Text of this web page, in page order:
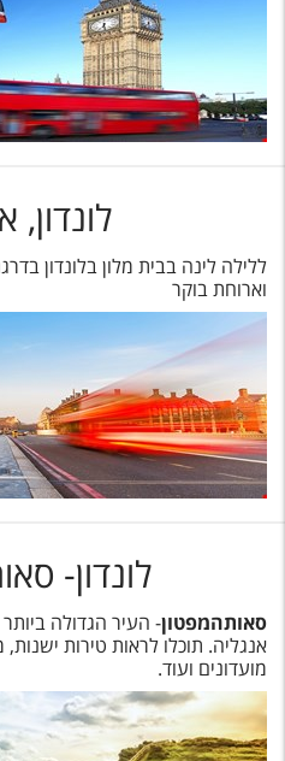
לונדון,
ללילה לינה בבית מלון בלונדון
וארוחת בוקר
לונדון-
סאותהמפטון- העיר הגדולה
אנגליה. תוכלו לראות טירות
מועדונים ועוד.